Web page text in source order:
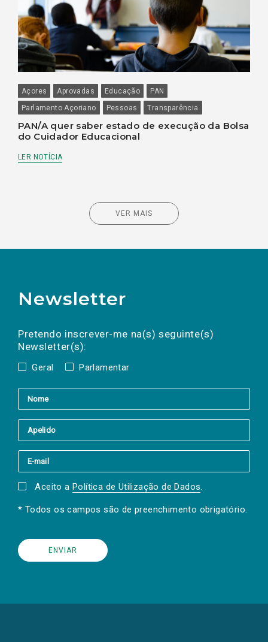
Açores Aprovadas Educação
PAN
Parlamento Açoriano
Pessoas Transparência
PAN/A quer saber estado de execução da Bolsa
do Cuidador Educacional
LER NOTÍCIA
VER MAIS
Newsletter
Pretendo inscrever-me na(s) seguinte(s)
Newsletter(s):
Geral Parlamentar
a(s) newsletter(s).
mail
Aceito a Política de Utilização de Dados.
* Todos os campos são de preenchimento obrigatório.